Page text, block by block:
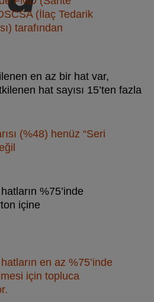
(İlaç Tedarik
tarafından
en az bir hat var,
hat sayısı 15’ten fazla
(%48) henüz “Seri
%75’inde
içine
en az %75’inde
için topluca